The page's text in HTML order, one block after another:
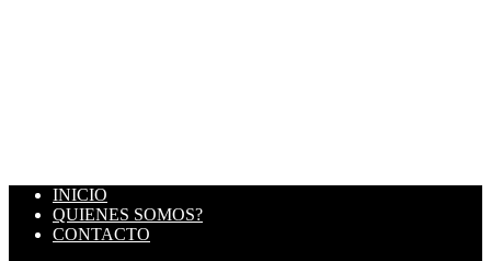
INICIO
QUIENES SOMOS?
CONTACTO